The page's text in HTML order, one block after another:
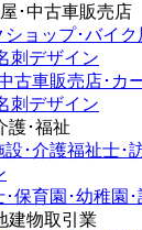
･中古車販売店
ショップ･バイ
刺デザイン
古車販売店･カ
刺デザイン
護･福祉
設･介護福祉士･
･保育園･幼稚園
建物取引業